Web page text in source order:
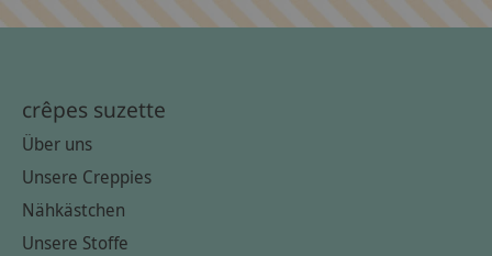
crêpes suzette
Über uns
Unsere Creppies
Nähkästchen
Unsere Stoffe